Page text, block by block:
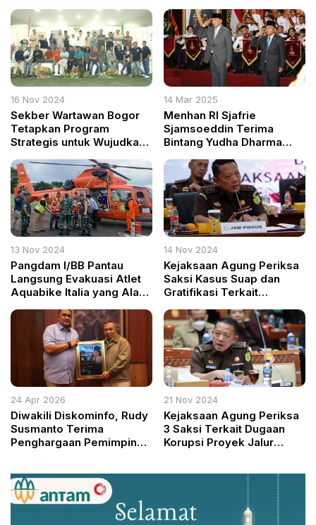
16 Nov 2024
Sekber Wartawan Bogor
Tetapkan Program
Strategis untuk Wujudkan
se-Bogor Raya
14 Mar 2025
Menhan RI Sjafrie
Sjamsoeddin Terima
Bintang Yudha Dharma
13 Nov 2024
Pangdam I/BB Pantau
Langsung Evakuasi Atlet
Aquabike Italia yang Alami
14 Nov 2024
Kejaksaan Agung Periksa
Saksi Kasus Suap dan
Gratifikasi Terkait
Terpidana Ronald Tannur
24 Apr 2026
Diwakili Diskominfo, Rudy
Susmanto Terima
Penghargaan Pemimpin
21 Nov 2024
Kejaksaan Agung Periksa
3 Saksi Terkait Dugaan
Korupsi Proyek Jalur